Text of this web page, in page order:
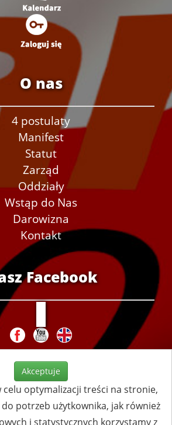
O nas
4 postulaty
Manifest
Statut
Zarząd
Oddziały
Wstąp do Nas
Darowizna
Kontakt
Facebook
Akceptuje
celu optymalizacji treści na stronie,
potrzeb użytkownika, jak również
i statystycznych korzystamy z